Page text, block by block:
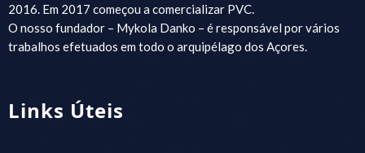
2016. Em 2017 começou a comercializar PVC.
O nosso fundador – Mykola Danko – é responsável por vários
trabalhos efetuados em todo o arquipélago dos Açores.
Links Úteis